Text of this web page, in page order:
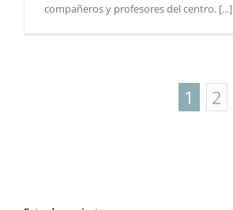
compañeros y profesores del centro. [...]
1 2